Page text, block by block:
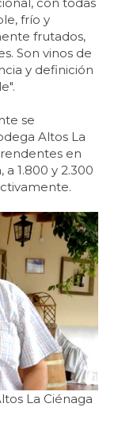
frío y
frutados,
Son vinos de
y definición
se
Altos La
en
a 1.800 y 2.300
La Ciénaga